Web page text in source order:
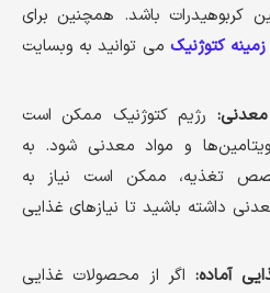
کربوهیدرات باشد. همچنین برای
کتوژنیک می توانید به وبسایت
رژیم کتوژنیک ممکن است
و مواد معدنی شود. به
تغذیه، ممکن است نیاز به
داشته باشید تا نیازهای غذایی
آماده: اگر از محصولات غذایی